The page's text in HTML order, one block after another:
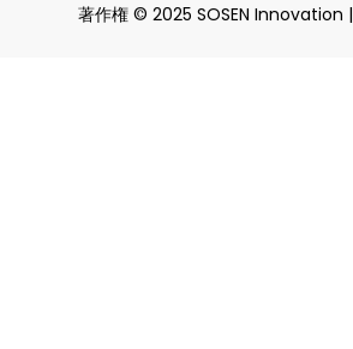
著作権 © 2025 SOSEN Innovation |